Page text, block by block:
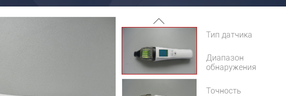
Тип датчика
Диапазон
обнаружения
Точность